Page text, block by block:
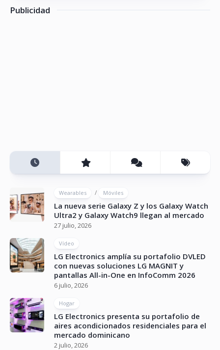
Publicidad
Wearables / Móviles
La nueva serie Galaxy Z y los Galaxy Watch
Ultra2 y Galaxy Watch9 llegan al mercado
27 julio, 2026
Vídeo
LG Electronics amplía su portafolio DVLED
con nuevas soluciones LG MAGNIT y
pantallas All-in-One en InfoComm 2026
6 julio, 2026
Hogar
LG Electronics presenta su portafolio de
aires acondicionados residenciales para el
mercado dominicano
2 julio, 2026